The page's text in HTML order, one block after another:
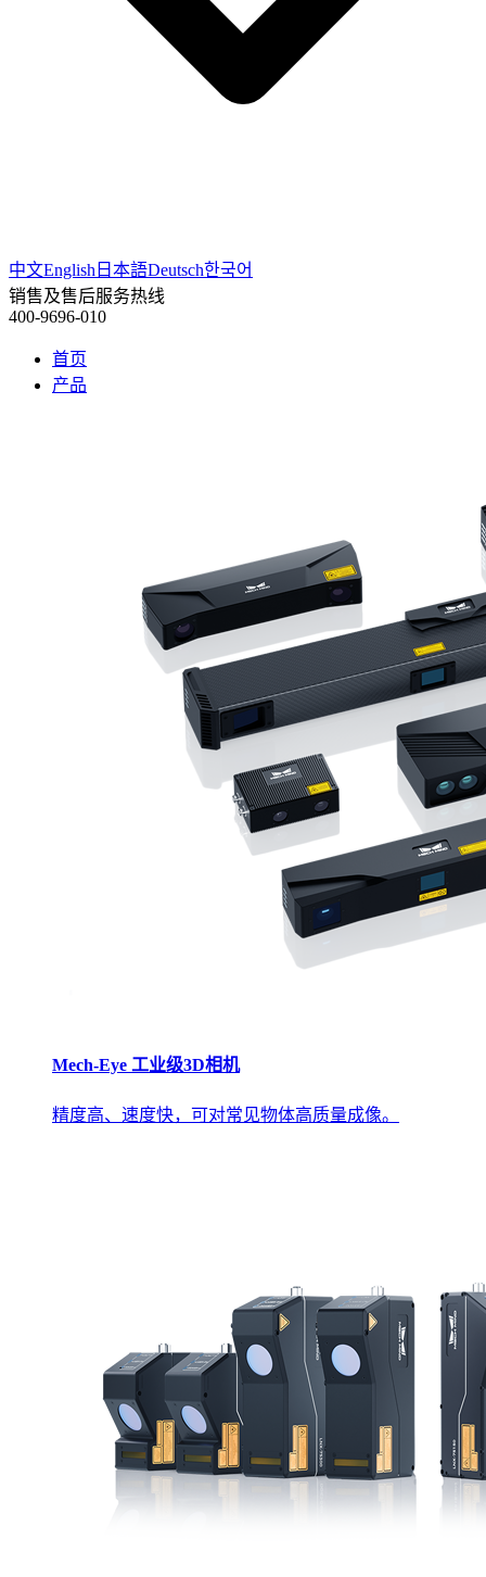
中文English 日本語Deutsch한국어
销售及售后服务热线
400-9696-010
首页
产品
Mech-Eye 工业级3D相机
精度高、速度快，可对常见物体高质量成像。